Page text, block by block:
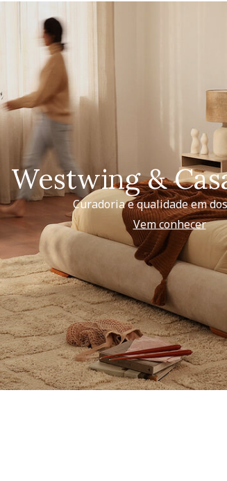
Westwing &
Curadoria e qualidade em
Vem conhecer